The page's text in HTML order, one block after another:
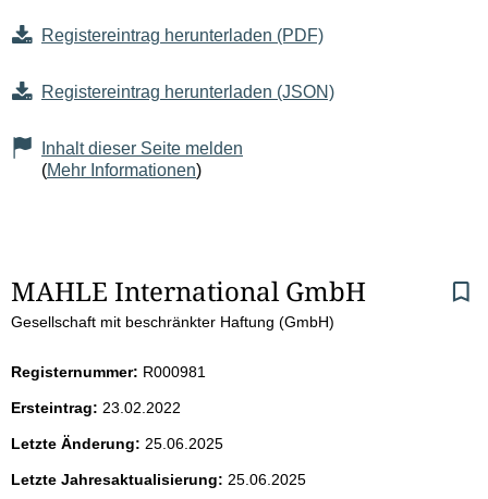
Registereintrag herunterladen (PDF)
Registereintrag herunterladen (JSON)
Inhalt dieser Seite melden
(Mehr Informationen)
S
e
i
t
e
MAHLE International GmbH
Gesellschaft mit beschränkter Haftung (GmbH)
Registernummer: R000981
Ersteintrag: 23.02.2022
Letzte Änderung: 25.06.2025
Letzte Jahresaktualisierung: 25.06.2025